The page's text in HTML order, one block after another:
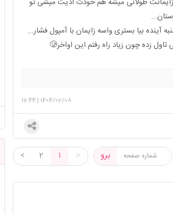
آینده بیا بستری واسه زایمان با آمپول فشار...
زده چون زیاد راه رفتم این اواخر🥲
1404/02/08
|
17:44
>
1
2
< برو